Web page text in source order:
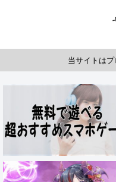
当サイトは